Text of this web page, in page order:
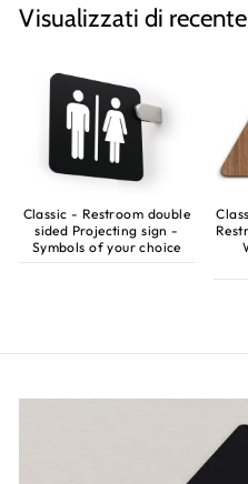
Visualizzati di recente
Classic - Restroom double
sided Projecting sign -
Symbols of your choice